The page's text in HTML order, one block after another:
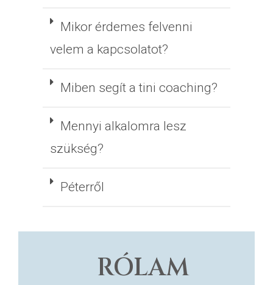
Mikor érdemes felvenni
velem a kapcsolatot?
Miben segít a tini coaching?
Mennyi alkalomra lesz
szükség?
Péterről
RÓLAM